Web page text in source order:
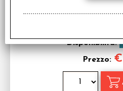
Disponibilità:
Prezzo: €